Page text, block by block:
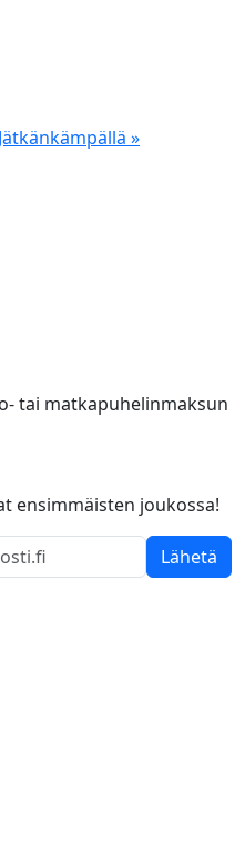
»
tai matkapuhelinmaksun
ensimmäisten joukossa!
Lähetä